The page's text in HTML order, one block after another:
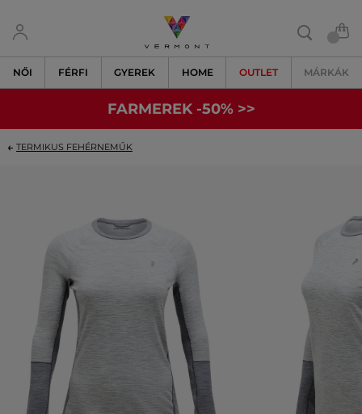
NŐI FÉRFI GYEREK HOME OUTLET MÁRKÁK
FARMEREK -50% >>
TERMIKUS FEHÉRNEMŰK